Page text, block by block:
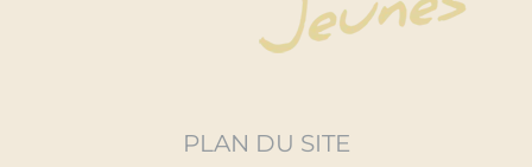
PLAN DU SITE